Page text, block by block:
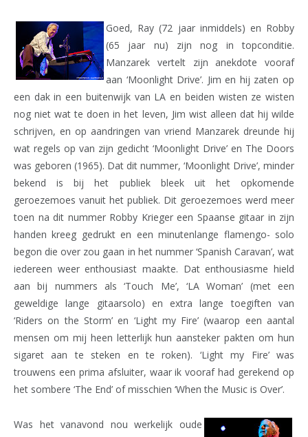
Goed, Ray (72 jaar inmiddels) en Robby
(65 jaar nu) zijn nog in topconditie.
Manzarek vertelt zijn anekdote vooraf
aan ‘Moonlight Drive’. Jim en hij zaten op
een dak in een buitenwijk van LA en beiden wisten ze wisten
nog niet wat te doen in het leven, Jim wist alleen dat hij wilde
schrijven, en op aandringen van vriend Manzarek dreunde hij
wat regels op van zijn gedicht ‘Moonlight Drive’ en The Doors
was geboren (1965). Dat dit nummer, ‘Moonlight Drive’, minder
bekend is bij het publiek bleek uit het opkomende
geroezemoes vanuit het publiek. Dit geroezemoes werd meer
toen na dit nummer Robby Krieger een Spaanse gitaar in zijn
handen kreeg gedrukt en een minutenlange flamengo- solo
begon die over zou gaan in het nummer ‘Spanish Caravan’, wat
iedereen weer enthousiast maakte. Dat enthousiasme hield
aan bij nummers als ‘Touch Me’, ‘LA Woman’ (met een
geweldige lange gitaarsolo) en extra lange toegiften van
‘Riders on the Storm’ en ‘Light my Fire’ (waarop een aantal
mensen om mij heen letterlijk hun aansteker pakten om hun
sigaret aan te steken en te roken). ‘Light my Fire’ was
trouwens een prima afsluiter, waar ik vooraf had gerekend op
het sombere ‘The End’ of misschien ‘When the Music is Over’.
Was het vanavond nou werkelijk oude